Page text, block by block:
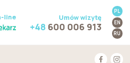
line Umów wizytę
+48 600 006 913
PL
EN
RU